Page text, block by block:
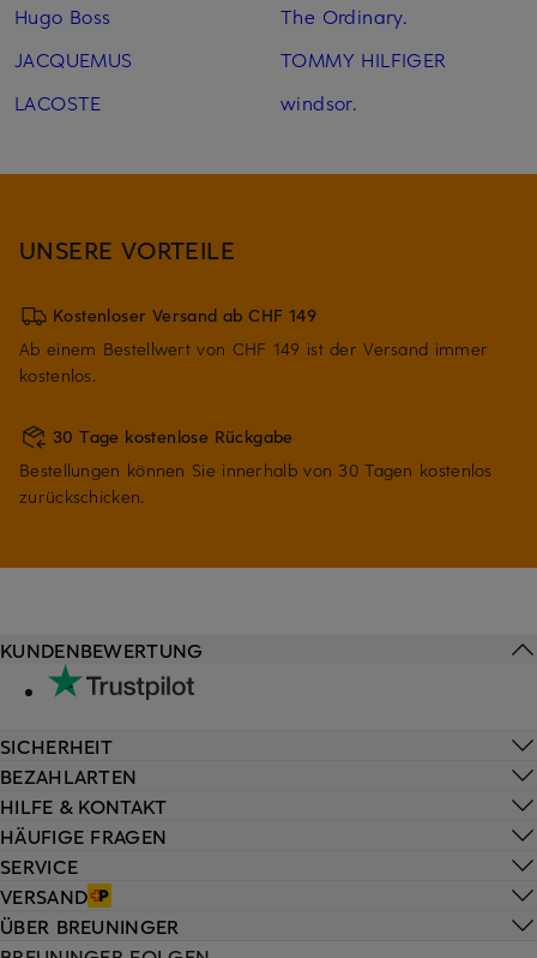
Hugo Boss
JACQUEMUS
LACOSTE
The Ordinary.
TOMMY HILFIGER
windsor.
UNSERE VORTEILE
Kostenloser Versand ab CHF 149
Ab einem Bestellwert von CHF 149 ist der Versand immer
kostenlos.
30 Tage kostenlose Rückgabe
Bestellungen können Sie innerhalb von 30 Tagen kostenlos
zurückschicken.
HILFE & KONTAKT
HÄUFIGE FRAGEN
SERVICE
VERSAND
KUNDENBEWERTUNG
SICHERHEIT
BEZAHLARTEN
ÜBER BREUNINGER